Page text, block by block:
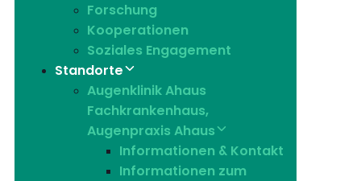
Forschung
Kooperationen
Soziales Engagement
Standorte
Augenklinik Ahaus
Fachkrankenhaus,
Augenpraxis Ahaus
Informationen & Kontakt
Informationen zum